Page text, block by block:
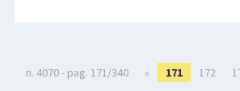
n. 4070 - pag. 171/340 « 171 172